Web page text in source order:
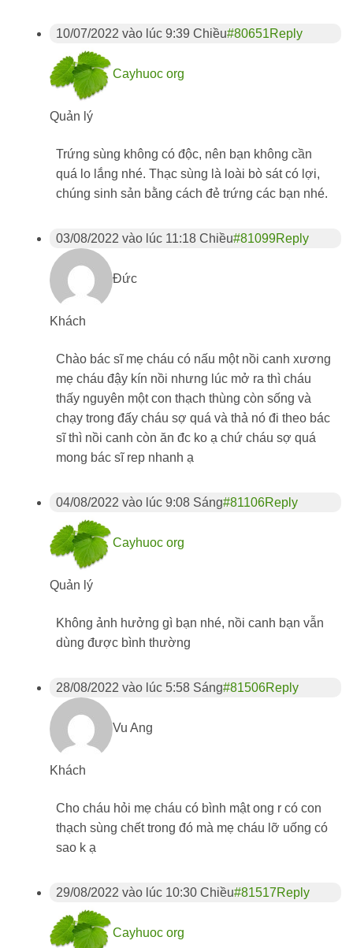
10/07/2022 vào lúc 9:39 Chiều#80651Reply
Cayhuoc org
Quản lý
Trứng sùng không có độc, nên bạn không cần
quá lo lắng nhé. Thạc sùng là loài bò sát có lợi,
chúng sinh sản bằng cách đẻ trứng các bạn nhé.
03/08/2022 vào lúc 11:18 Chiều#81099Reply
Đức
Khách
Chào bác sĩ mẹ cháu có nấu một nồi canh xương
mẹ cháu đậy kín nồi nhưng lúc mở ra thì cháu
thấy nguyên một con thạch thùng còn sống và
chạy trong đấy cháu sợ quá và thả nó đi theo bác
sĩ thì nồi canh còn ăn đc ko ạ chứ cháu sợ quá
mong bác sĩ rep nhanh ạ
04/08/2022 vào lúc 9:08 Sáng#81106Reply
Cayhuoc org
Quản lý
Không ảnh hưởng gì bạn nhé, nồi canh bạn vẫn
dùng được bình thường
28/08/2022 vào lúc 5:58 Sáng#81506Reply
Vu Ang
Khách
Cho cháu hỏi mẹ cháu có bình mật ong r có con
thạch sùng chết trong đó mà mẹ cháu lỡ uống có
sao k ạ
29/08/2022 vào lúc 10:30 Chiều#81517Reply
Cayhuoc org